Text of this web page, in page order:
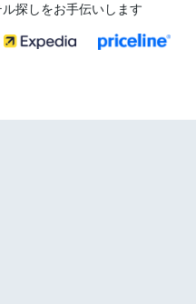
探しをお手伝いします